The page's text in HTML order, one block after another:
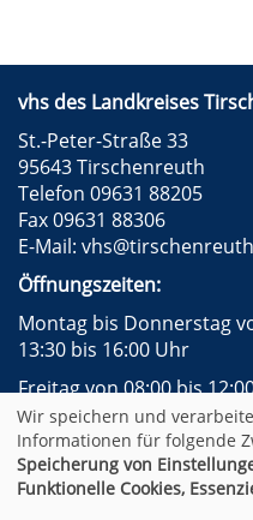
vhs des Landkreises
St.-Peter-Straße 33
95643 Tirschenreuth
Telefon 09631 88205
Fax 09631 88306
E-Mail:
Öffnungszeiten:
Montag bis Donnerstag
13:30 bis 16:00 Uhr
Freitag von 08:00 bis
Impressum
AGB
Datenschutzerklärung
Newsletter
Wir speichern und
Informationen für folgende
Speicherung von
Funktionelle Cookies,